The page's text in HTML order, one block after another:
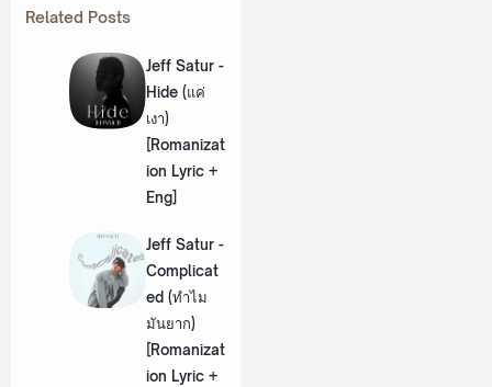
Related Posts
Jeff Satur -
Hide (แค่
เงา)
[Romanizat
ion Lyric +
Eng]
Jeff Satur -
Complicat
ed (ทำไม
มันยาก)
[Romanizat
ion Lyric +